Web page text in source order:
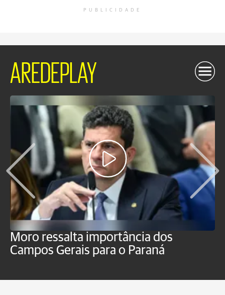
PUBLICIDADE
AREDEPLAY
Moro ressalta importância dos
Campos Gerais para o Paraná